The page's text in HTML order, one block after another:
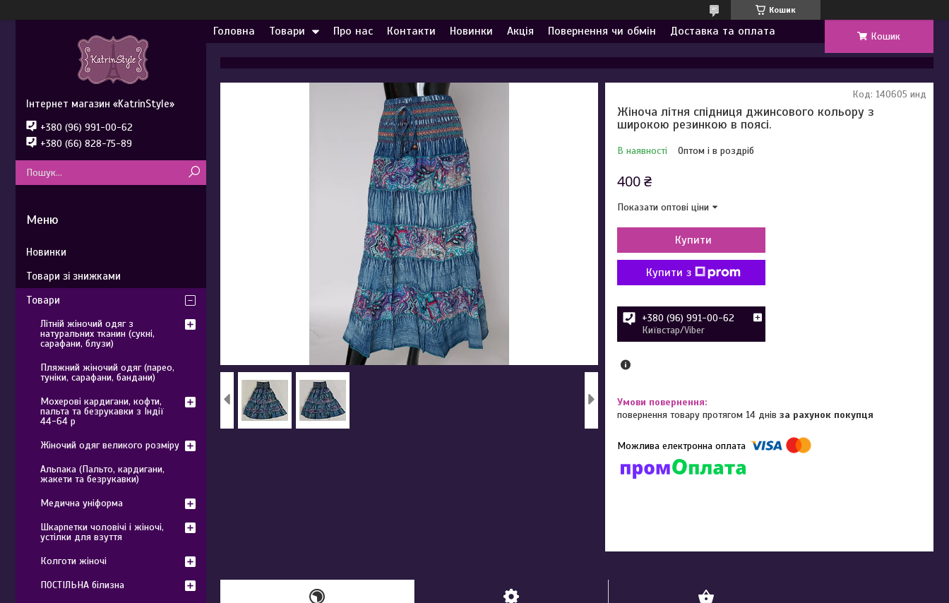
Кошик
Головна Товари Про нас Контакти Новинки Акція Повернення чи обмін Доставка та оплата Кошик
Жіноча літня спідниця джинсового кольору з
широкою резинкою в поясі.
В наявності Оптом і в роздріб
Код: 140605 инд
400 ₴
Показати оптові ціни
Купити
Купити з
+380 (96) 991-00-62
Київстар/Viber
повернення товару протягом 14 днівза рахунок покупця
Інтернет магазин «KatrinStyle»
+380 (96) 991-00-62
+380 (66) 828-75-89
Новинки
Товари зі знижками
Товари
Літній жіночий одяг з
натуральних тканин (сукні,
сарафани, блузи)
Пляжний жіночий одяг (парео,
туніки, сарафани, бандани)
Мохерові кардигани, кофти,
пальта та безрукавки з Індії
44-64 р
Жіночий одяг великого розміру
Альпака (Пальто, кардигани,
жакети та безрукавки)
Медична уніформа
Шкарпетки чоловічі і жіночі,
устілки для взуття
Колготи жіночі
ПОСТІЛЬНА білизна